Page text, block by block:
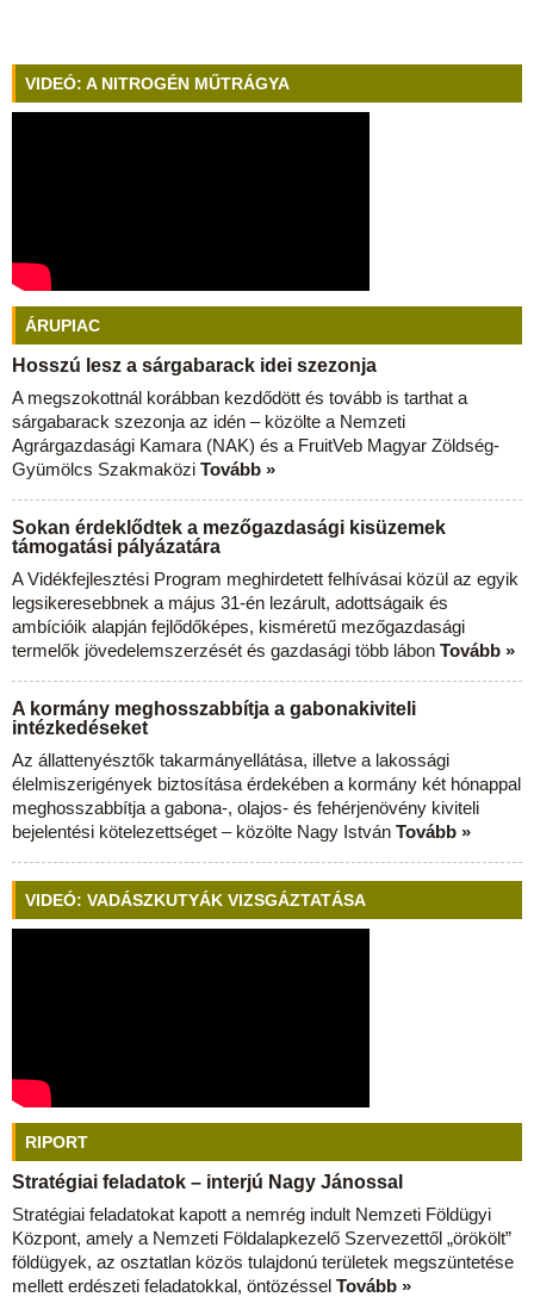
VIDEÓ: A NITROGÉN MŰTRÁGYA
ÁRUPIAC
Hosszú lesz a sárgabarack idei szezonja
A megszokottnál korábban kezdődött és tovább is tarthat a
sárgabarack szezonja az idén – közölte a Nemzeti
Agrárgazdasági Kamara (NAK) és a FruitVeb Magyar Zöldség-
Gyümölcs Szakmaközi Tovább »
Sokan érdeklődtek a mezőgazdasági kisüzemek
támogatási pályázatára
A Vidékfejlesztési Program meghirdetett felhívásai közül az egyik
legsikeresebbnek a május 31-én lezárult, adottságaik és
ambícióik alapján fejlődőképes, kisméretű mezőgazdasági
termelők jövedelemszerzését és gazdasági több lábon Tovább »
A kormány meghosszabbítja a gabonakiviteli
intézkedéseket
Az állattenyésztők takarmányellátása, illetve a lakossági
élelmiszerigények biztosítása érdekében a kormány két hónappal
meghosszabbítja a gabona-, olajos- és fehérjenövény kiviteli
bejelentési kötelezettséget – közölte Nagy István Tovább »
VIDEÓ: VADÁSZKUTYÁK VIZSGÁZTATÁSA
RIPORT
Stratégiai feladatok – interjú Nagy Jánossal
Stratégiai feladatokat kapott a nemrég indult Nemzeti Földügyi
Központ, amely a Nemzeti Földalapkezelő Szervezettől „örökölt”
földügyek, az osztatlan közös tulajdonú területek megszüntetése
mellett erdészeti feladatokkal, öntözéssel Tovább »